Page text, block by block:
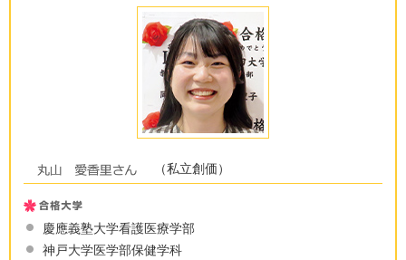
（私立創価）
慶應義塾大学看護医療学部
神戸大学医学部保健学科